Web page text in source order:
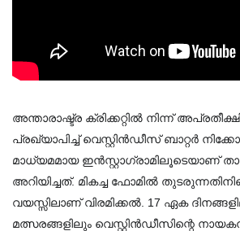
അന്താരാഷ്ട്ര ക്രിക്കറ്റിൽ നിന്ന്
പ്രഖ്യാപിച്ച് വെസ്റ്റിൻഡീസ് ബാറ്റർ
മാധ്യമമായ ഇന്‍സ്റ്റാഗ്രാമിലൂടെയാണ്
അറിയിച്ചത്. മികച്ച ഫോമിൽ
വയസ്സിലാണ് വിരമിക്കൽ. 17 ഏക
മത്സരങ്ങളിലും വെസ്റ്റിൻഡീസിന്റെ